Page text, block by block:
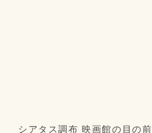
シアタス調布 映画館の目の前